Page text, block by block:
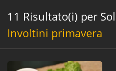
11 Risultato(i) per
Involtini primavera